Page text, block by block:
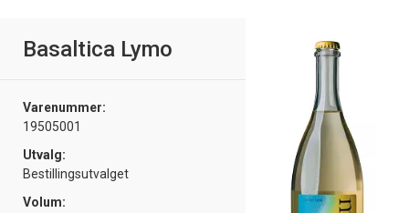
Basaltica Lymo
Varenummer:
19505001
Utvalg:
Bestillingsutvalget
Volum: